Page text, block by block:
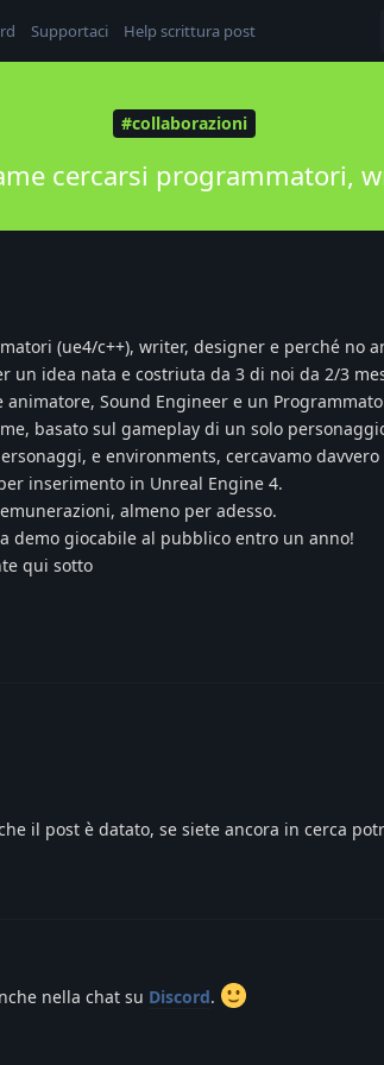
Supportaci Help scrittura post
#collaborazioni
cercarsi programmatori,
(ue4/c++), writer, designer e perché no
un idea nata e costriuta da 3 di noi da 2/3
Sound Engineer e un
basato sul gameplay di un solo
e environments, cercavamo
inserimento in Unreal Engine 4.
almeno per adesso.
demo giocabile al pubblico entro un anno!
qui sotto
il post è datato, se siete ancora in cerca
nella chat su Discord.